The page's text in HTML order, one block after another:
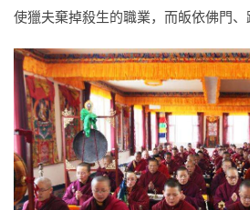
使獵夫棄掉殺生的職業，而皈依佛門、